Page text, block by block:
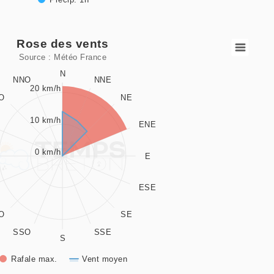
data series.
values. Data ranges from 0 to 337.5.
values. Data ranges from 0 to 22.
Rose des vents
Source : Météo France
Rafale max. Vent moyen
N
NNE
NE
ENE
E
ESE
SE
SSE
S
SSO
NNO
0 km/h
10 km/h
20 km/h